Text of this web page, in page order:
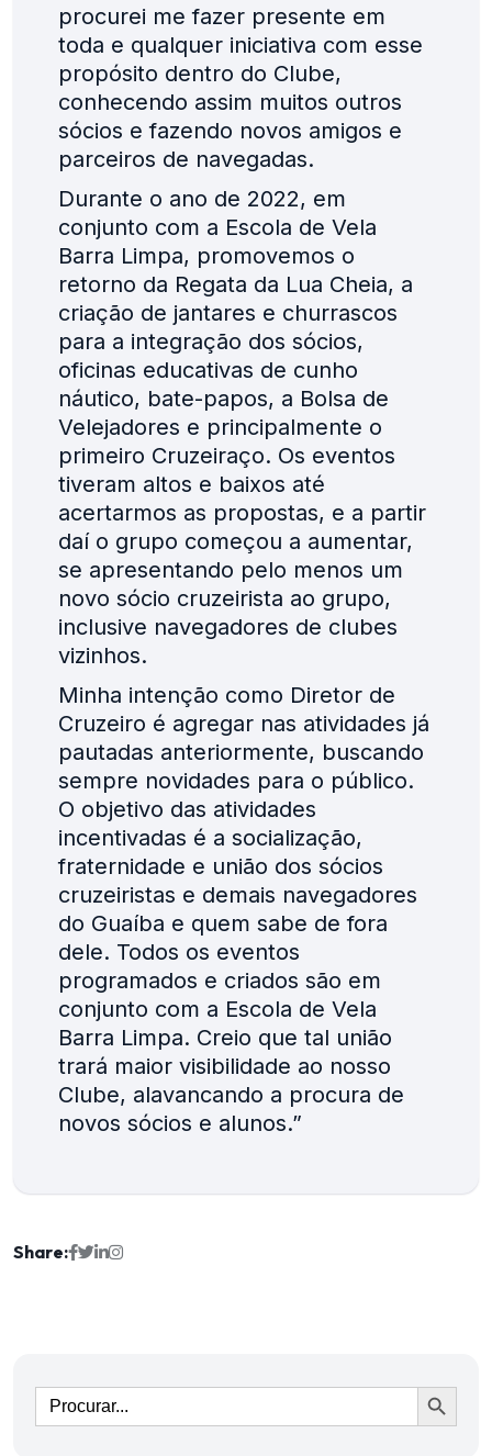
procurei me fazer presente em
toda e qualquer iniciativa com esse
propósito dentro do Clube,
conhecendo assim muitos outros
sócios e fazendo novos amigos e
parceiros de navegadas.
Durante o ano de 2022, em
conjunto com a Escola de Vela
Barra Limpa, promovemos o
retorno da Regata da Lua Cheia, a
criação de jantares e churrascos
para a integração dos sócios,
oficinas educativas de cunho
náutico, bate-papos, a Bolsa de
Velejadores e principalmente o
primeiro Cruzeiraço. Os eventos
tiveram altos e baixos até
acertarmos as propostas, e a partir
daí o grupo começou a aumentar,
se apresentando pelo menos um
novo sócio cruzeirista ao grupo,
inclusive navegadores de clubes
vizinhos.
Minha intenção como Diretor de
Cruzeiro é agregar nas atividades já
pautadas anteriormente, buscando
sempre novidades para o público.
O objetivo das atividades
incentivadas é a socialização,
fraternidade e união dos sócios
cruzeiristas e demais navegadores
do Guaíba e quem sabe de fora
dele. Todos os eventos
programados e criados são em
conjunto com a Escola de Vela
Barra Limpa. Creio que tal união
trará maior visibilidade ao nosso
Clube, alavancando a procura de
novos sócios e alunos.”
Share:
Ir